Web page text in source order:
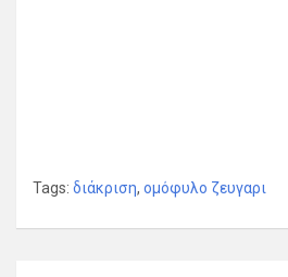
Tags: διάκριση, ομόφυλο ζευγαρι